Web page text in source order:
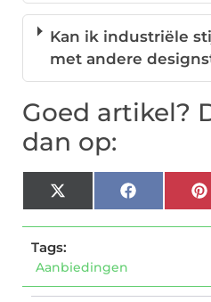
Kan ik industriële
met andere
Goed artikel?
dan op:
X
(Twitter)
Facebook
Tags:
Aanbiedingen